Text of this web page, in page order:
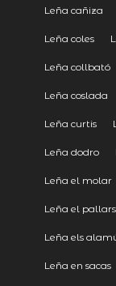
Leña cañiza
Leña coles
Leña collbató
Leña coslada
Leña curtis
Leña dodro
Leña el molar
Leña el
Leña els
Leña en sacas